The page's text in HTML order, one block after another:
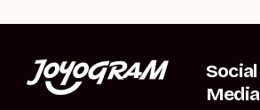
Social
Media